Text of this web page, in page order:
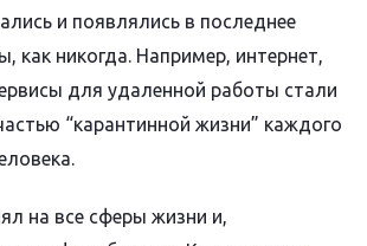
и появлялись в последнее
как никогда. Например, интернет,
для удаленной работы стали
“карантинной жизни” каждого
на все сферы жизни и,